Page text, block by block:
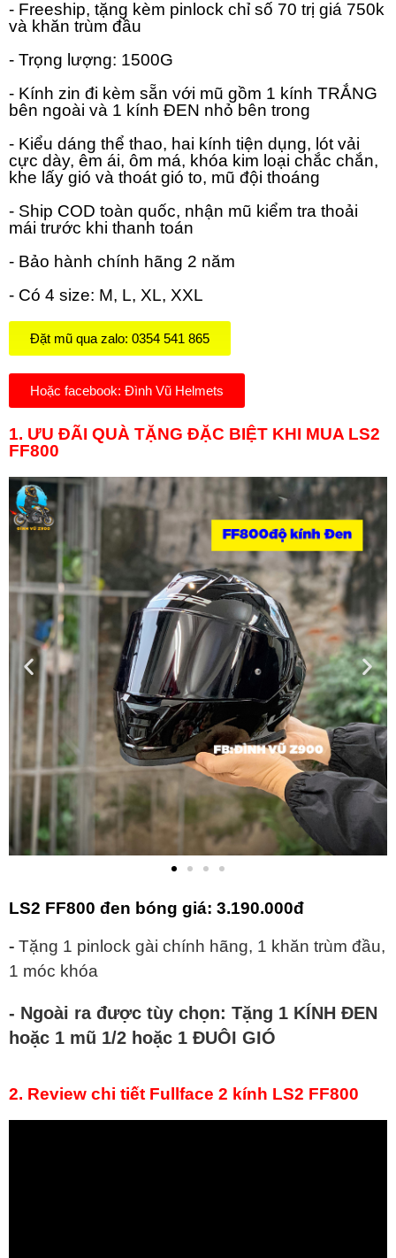
- Freeship, tặng kèm pinlock chỉ số 70 trị giá 750k
và khăn trùm đầu
- Trọng lượng: 1500G
- Kính zin đi kèm sẵn với mũ gồm 1 kính TRẮNG
bên ngoài và 1 kính ĐEN nhỏ bên trong
- Kiểu dáng thể thao, hai kính tiện dụng, lót vải
cực dày, êm ái, ôm má, khóa kim loại chắc chắn,
khe lấy gió và thoát gió to, mũ đội thoáng
- Ship COD toàn quốc, nhận mũ kiểm tra thoải
mái trước khi thanh toán
- Bảo hành chính hãng 2 năm
- Có 4 size: M, L, XL, XXL
Đặt mũ qua zalo: 0354 541 865
Hoặc facebook: Đình Vũ Helmets
1. ƯU ĐÃI QUÀ TẶNG ĐẶC BIỆT KHI MUA LS2
FF800
LS2 FF800 đen bóng giá: 3.190.000đ
- Tặng 1 pinlock gài chính hãng, 1 khăn trùm đầu,
1 móc khóa
- Ngoài ra được tùy chọn: Tặng 1 KÍNH ĐEN
hoặc 1 mũ 1/2 hoặc 1 ĐUÔI GIÓ
2. Review chi tiết Fullface 2 kính LS2 FF800